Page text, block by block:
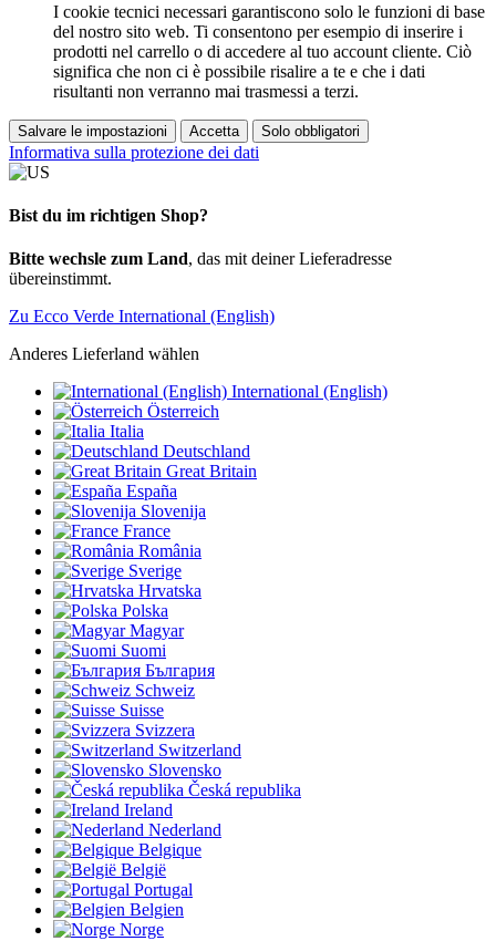
I cookie tecnici necessari garantiscono solo le funzioni di base
del nostro sito web. Ti consentono per esempio di inserire i
prodotti nel carrello o di accedere al tuo account cliente. Ciò
significa che non ci è possibile risalire a te e che i dati
risultanti non verranno mai trasmessi a terzi.
Salvare le impostazioni Accetta Solo obbligatori
Informativa sulla protezione dei dati
Bist du im richtigen Shop?
Bitte wechsle zum Land, das mit deiner Lieferadresse
übereinstimmt.
Zu Ecco Verde International (English)
Anderes Lieferland wählen
International (English)
Österreich
Italia
Deutschland
Great Britain
España
Slovenija
France
România
Sverige
Hrvatska
Polska
Magyar
Suomi
България
Schweiz
Suisse
Svizzera
Switzerland
Slovensko
Česká republika
Ireland
Nederland
Belgique
België
Portugal
Belgien
Norge